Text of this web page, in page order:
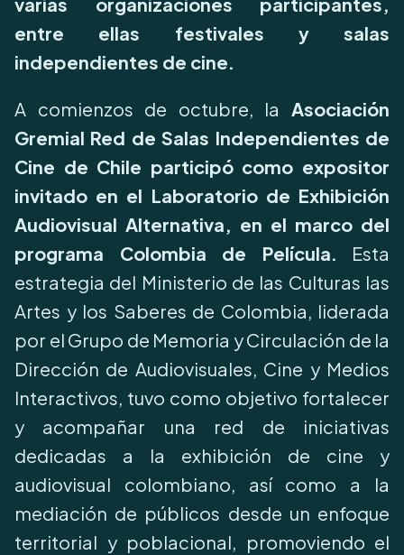
entre ellas festivales y salas
independientes de cine.
A comienzos de octubre, la Asociación
Gremial Red de Salas Independientes de
Cine de Chile participó como expositor
invitado en el Laboratorio de Exhibición
Audiovisual Alternativa, en el marco del
programa Colombia de Película. Esta
estrategia del Ministerio de las Culturas las
Artes y los Saberes de Colombia, liderada
por el Grupo de Memoria y Circulación de la
Dirección de Audiovisuales, Cine y Medios
Interactivos, tuvo como objetivo fortalecer
y acompañar una red de iniciativas
dedicadas a la exhibición de cine y
audiovisual colombiano, así como a la
mediación de públicos desde un enfoque
territorial y poblacional, promoviendo el